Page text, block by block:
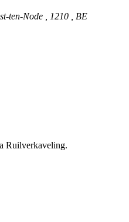
ten-Node , 1210 , BE
Ruilverkaveling.